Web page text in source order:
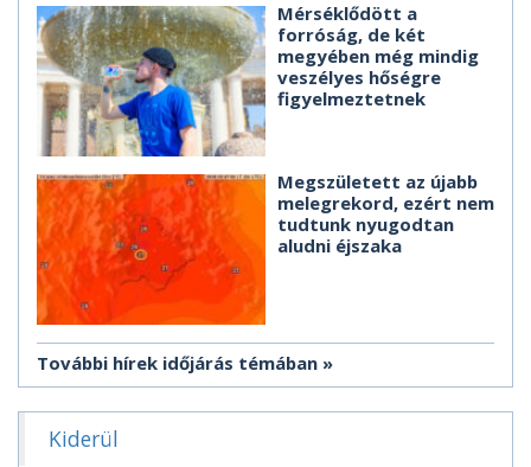
Mérséklődött a
forróság, de két
megyében még mindig
veszélyes hőségre
figyelmeztetnek
Megszületett az újabb
melegrekord, ezért nem
tudtunk nyugodtan
aludni éjszaka
További hírek időjárás témában
Kiderül